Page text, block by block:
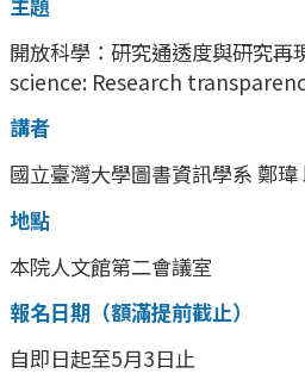
開放科學：研究通透度與研究
science: Research
講者
國立臺灣大學圖書資訊學系 鄭瑋
地點
本院人文館第二會議室
報名日期（額滿提前截止）
自即日起至5月3日止